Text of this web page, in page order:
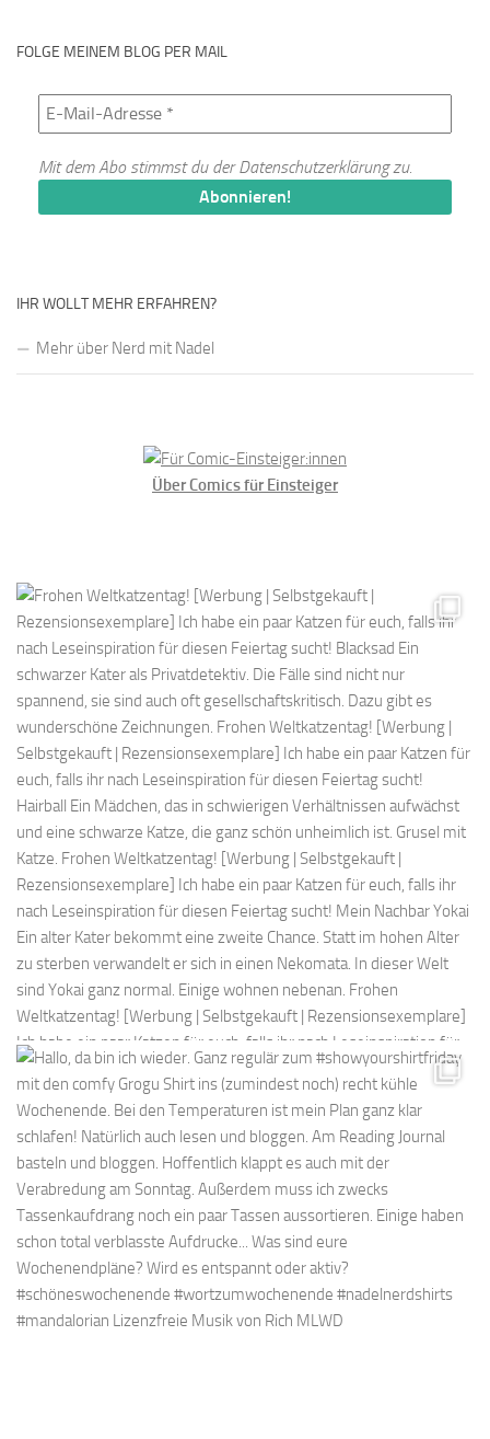
FOLGE MEINEM BLOG PER MAIL
Mit dem Abo stimmst du derDatenschutzerklärungzu.
IHR WOLLT MEHR ERFAHREN?
Mehr über Nerd mit Nadel
Über Comics für Einsteiger